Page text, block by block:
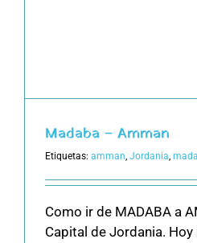
Madaba – Amman
Etiquetas: amman, Jordania,
Como ir de MADABA a
Capital de Jordania.